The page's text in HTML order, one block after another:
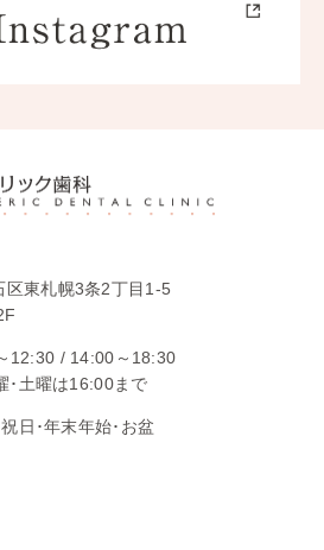
区東札幌3条2丁目1-5
12:30 / 14:00～18:30
･土曜は16:00まで
祝日･年末年始･お盆